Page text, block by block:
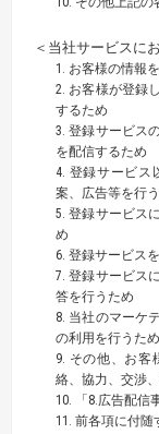
＜当社サービスに
1. お客様の情報
2. お客様が登録
するため
3. 登録サービス
を配信するため
4. 登録サービス
案、広告等を行
5. 登録サービス
め
6. 登録サービス
7. 登録サービス
答を行うため
8. 当社のマーケ
の利用を行うため
9. その他、お客
絡、協力、交渉
10. 「8.広告配信
11. 前各項に付